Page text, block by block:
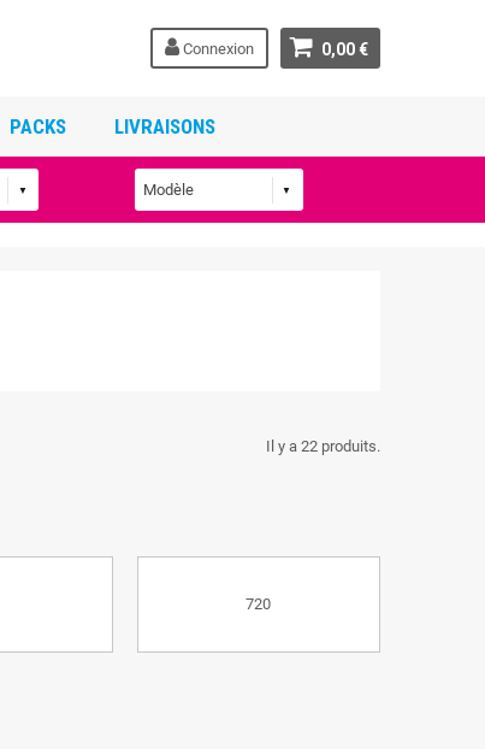
0,00 €
Connexion
PACKS LIVRAISONS
Il y a 22 produits.
720